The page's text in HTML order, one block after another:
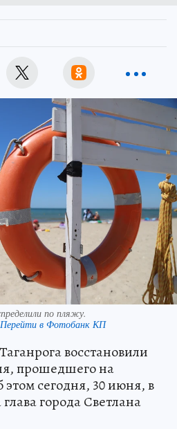
по пляжу.
Перейти в Фотобанк КП
восстановили
прошедшего на
сегодня, 30 июня, в
глава города Светлана